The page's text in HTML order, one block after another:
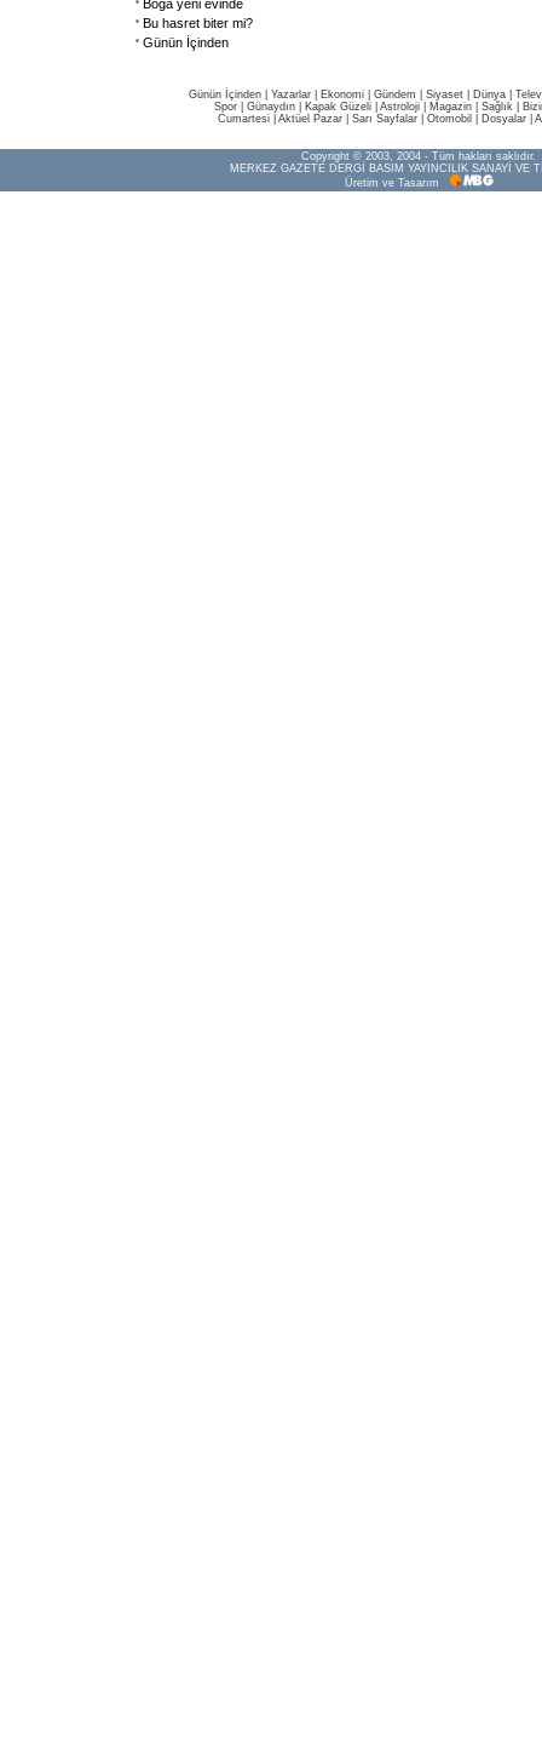
Boğa yeni evinde
Bu hasret biter mi?
Günün İçinden
Günün İçinden Yazarlar Ekonomi Gündem Siyaset Dünya |
Spor
Günaydın Kapak Güzeli Astroloji Magazin Sağlık
Cumartesi| Aktüel Pazar| Sarı Sayfalar| Otomobil Dosyalar|
Copyright © 2003, 2004 - Tüm hakları saklıdır.
MERKEZ GAZETE DERGİ BASIM YAYINCILIK SANAYİ VE
Üretim ve Tasarım